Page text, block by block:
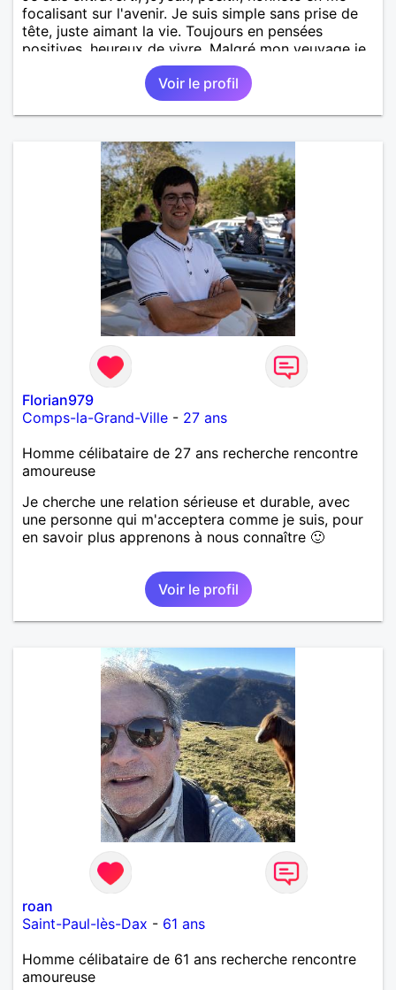
focalisant sur l'avenir. Je suis simple sans prise de
tête, juste aimant la vie. Toujours en pensées
positives, heureux de vivre. Malgré mon veuvage je
me tourne vers l'avenir pour une deuxième vie
intense, remplie de joie, de tendresse et pourquoi
pas par la suite d'amour. Déjà dans un premier
temps, se connaître, puis s'apprécier et ensuite
d'étude, je ne me prends pas la tête sur ce niveau.
Mon meilleurs diplôme étant le CEP certificat
d'étude primaire. Avec ce diplôme on sait que je
sais lire, écrire et compter. En raison de mes
principes je ne corresponds pas avec les
demoiselles approchant les moins de 60 ans
Voir le profil
Florian979
Comps-la-Grand-Ville - 27 ans
Homme célibataire de 27 ans recherche rencontre
amoureuse
Je cherche une relation sérieuse et durable, avec
une personne qui m'acceptera comme je suis, pour
en savoir plus apprenons à nous connaître 🙂
Voir le profil
roan
Saint-Paul-lès-Dax - 61 ans
Homme célibataire de 61 ans recherche rencontre
amoureuse